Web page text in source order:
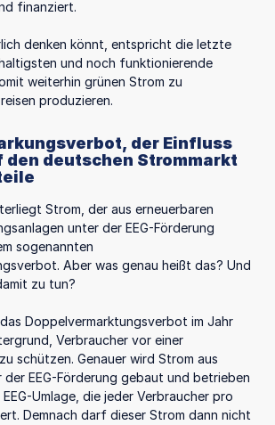
finanziert.
denken könnt, entspricht die letzte
und noch funktionierende
weiterhin grünen Strom zu
produzieren.
der Einfluss
den deutschen Strommarkt
Strom, der aus erneuerbaren
unter der EEG-Förderung
sogenannten
Aber was genau heißt das? Und
zu tun?
Doppelvermarktungsverbot im Jahr
Verbraucher vor einer
schützen. Genauer wird Strom aus
EEG-Förderung gebaut und betrieben
Umlage, die jeder Verbraucher pro
Demnach darf dieser Strom dann nicht